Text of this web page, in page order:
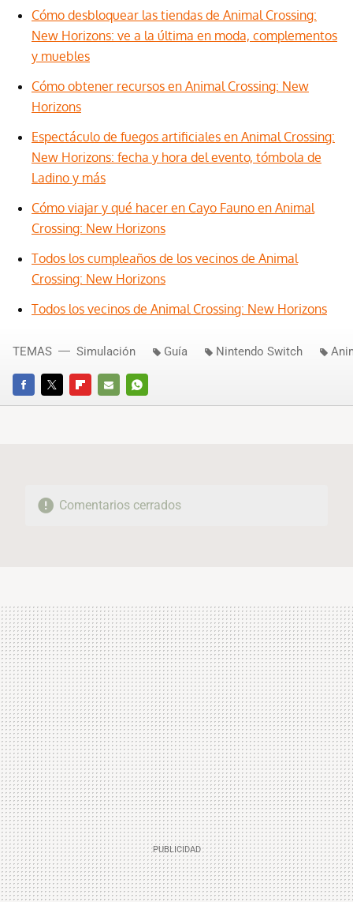
Cómo desbloquear las tiendas de Animal Crossing:
New Horizons: ve a la última en moda, complementos
y muebles
Cómo obtener recursos en Animal Crossing: New
Horizons
Espectáculo de fuegos artificiales en Animal Crossing:
New Horizons: fecha y hora del evento, tómbola de
Ladino y más
Cómo viajar y qué hacer en Cayo Fauno en Animal
Crossing: New Horizons
Todos los cumpleaños de los vecinos de Animal
Crossing: New Horizons
Todos los vecinos de Animal Crossing: New Horizons
FACEBOOKTWITTERFLIPBOARD
E-
WHATSAPP
TEMAS Simulación Guía Nintendo Switch
Comentarios cerrados